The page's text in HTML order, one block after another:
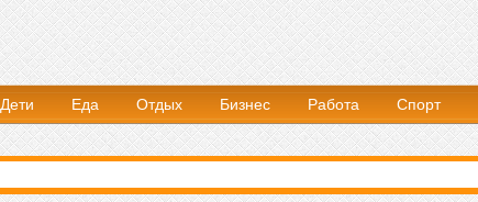
Дети Еда Отдых Бизнес Работа Спорт